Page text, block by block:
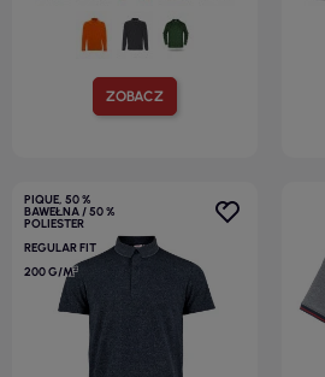
ZOBACZ
PIQUE, 50 %
BAWEŁNA / 50 %
POLIESTER
REGULAR FIT
200 G/M²